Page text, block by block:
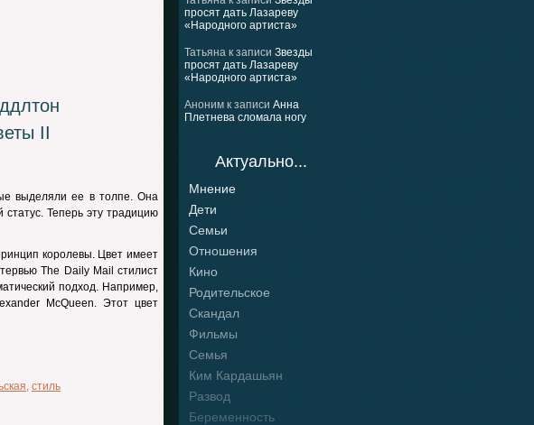
просят дать Лазареву
«Народного артиста»
Татьяна к записи Звезды
просят дать Лазареву
«Народного артиста»
Аноним к записи Анна
Плетнева сломала ногу
Актуально...
Мнение
Дети
Семьи
Отношения
Кино
Родительское
Скандал
Фильмы
Семья
Ким Кардашьян
Развод
Беременность
II
выделяли ее в толпе. Она
статус. Теперь эту традицию
королевы. Цвет имеет
The Daily Mail стилист
подход. Например,
McQueen. Этот цвет
, стиль